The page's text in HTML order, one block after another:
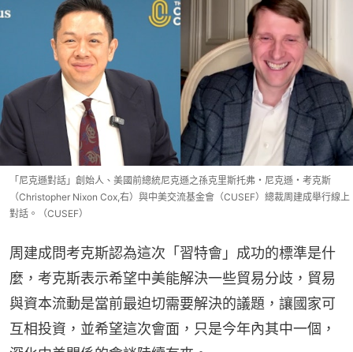
「尼克遜對話」創始人、美國前總統尼克遜之孫克里斯托弗・尼克遜・考克斯
（Christopher Nixon Cox,右）與中美交流基金會（CUSEF）總裁周建成舉行線上
對話。（CUSEF）
周建成問考克斯認為這次「習特會」成功的標準是什
麼，考克斯表示希望中美能解決一些貿易分歧，貿易
與資本流動是當前最迫切需要解決的議題，讓國家可
互相投資，並希望這次會面，只是今年內其中一個，